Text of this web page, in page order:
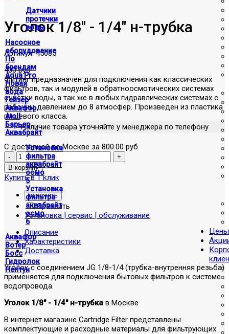
Датчики
протечки
воды
Насосное
оборудование
По
брендам
Aqua Pro
Новая
вода
Гейзер
Аквафор
Atoll
Барьер
Аквабрайт
Установка
фильтра
аквабрайт
осмо
5
Установка
фильтра
аквабрайт
осмо
6
Аквафор
Вотер
Босс
Гидролок
Нептун
Цены
Уголок 1/8" - 1/4" н-трубка
Артикул:45085
400 руб
Фитинг предназначен для подключения как классических
фильтров, так и модулей в обратноосмотических системах
очистки воды, а так же в любых гидравлических системах с
рабочим давлением до 8 атмосфер. Произведен из пластика
пищевого класса.
Наличие товара уточняйте у менеджера по телефону
С доставкой по Москве за 800.00 руб
Купить в 1 клик
отложить
Сравнить
Установка | сервис | обслуживание
Описание
Характеристики
Доставка
Уголок с соединением JG 1/8-1/4 (трубка-внутренняя резьба)
применяется для подключения бытовых фильтров к системе
водопровода.
Уголок 1/8" - 1/4" н-трубка в Москве
В интернет магазине Cartridge Filter представлены
комплектующие и расходные материалы для фильтрующих